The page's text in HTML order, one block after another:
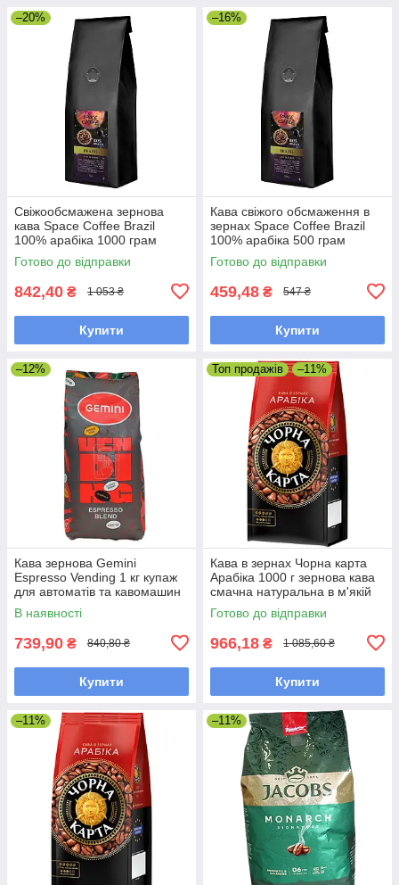
–20%
Свіжообсмажена зернова
кава Space Coffee Brazil
100% арабіка 1000 грам
Готово до відправки
842,40 ₴ 1 053 ₴
Купити
–16%
Кава свіжого обсмаження в
зернах Space Coffee Brazil
100% арабіка 500 грам
Готово до відправки
459,48 ₴ 547 ₴
Купити
–12%
Кава зернова Gemini
Espresso Vending 1 кг купаж
для автоматів та кавомашин
В наявності
739,90 ₴ 840,80 ₴
Купити
Топ продажів –11%
Кава в зернах Чорна карта
Арабіка 1000 г зернова кава
смачна натуральна в м'якій
упаковці
Готово до відправки
966,18 ₴ 1 085,60 ₴
Купити
–11% –11%